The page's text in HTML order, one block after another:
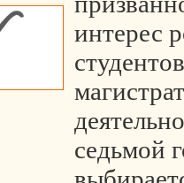
интерес
седьмой